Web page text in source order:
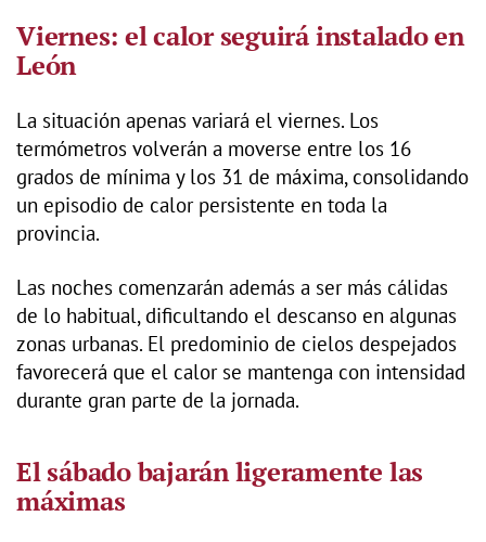
Viernes: el calor seguirá instalado en
León
La situación apenas variará el viernes. Los
termómetros volverán a moverse entre los 16
grados de mínima y los 31 de máxima, consolidando
un episodio de calor persistente en toda la
provincia.
Las noches comenzarán además a ser más cálidas
de lo habitual, dificultando el descanso en algunas
zonas urbanas. El predominio de cielos despejados
favorecerá que el calor se mantenga con intensidad
durante gran parte de la jornada.
El sábado bajarán ligeramente las
máximas